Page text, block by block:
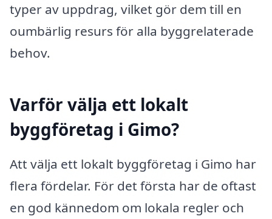
typer av uppdrag, vilket gör dem till en
oumbärlig resurs för alla byggrelaterade
behov.
Varför välja ett lokalt
byggföretag i Gimo?
Att välja ett lokalt byggföretag i Gimo har
flera fördelar. För det första har de oftast
en god kännedom om lokala regler och